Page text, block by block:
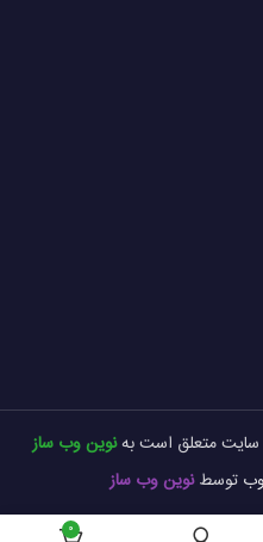
سایت متعلق است بهنوین وب ساز
توسطنوین وب ساز
0